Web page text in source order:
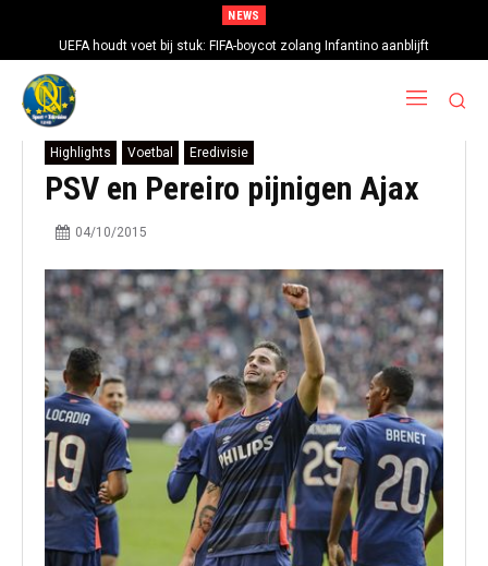
NEWS
UEFA houdt voet bij stuk: FIFA-boycot zolang Infantino aanblijft
Highlights Voetbal Eredivisie
PSV en Pereiro pijnigen Ajax
04/10/2015